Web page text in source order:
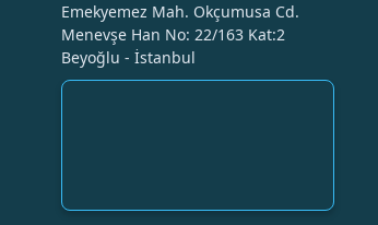
Emekyemez Mah. Okçumusa Cd.
Menevşe Han No: 22/163 Kat:2
Beyoğlu - İstanbul